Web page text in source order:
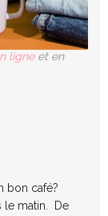
ligneet en
bon café?
le matin. De